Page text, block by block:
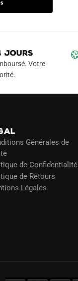
JOURS
Votre
Générales de
de Confidentialité
de Retours
Légales